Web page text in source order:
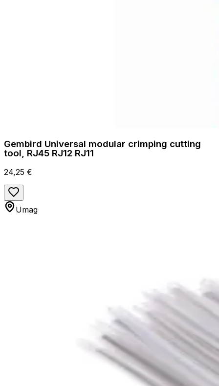
Gembird Universal modular crimping cutting
tool, RJ45 RJ12 RJ11
24,25 €
Umag